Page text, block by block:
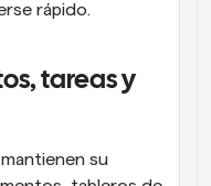
rápido.
tareas y
su